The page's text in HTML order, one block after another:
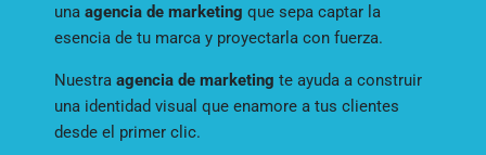
una agencia de marketing que sepa captar la
esencia de tu marca y proyectarla con fuerza.
Nuestra agencia de marketing te ayuda a construir
una identidad visual que enamore a tus clientes
desde el primer clic.